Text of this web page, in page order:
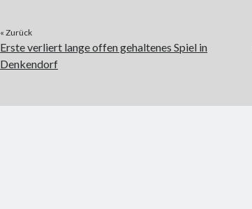
« Zurück
Erste verliert lange offen gehaltenes Spiel in
Denkendorf